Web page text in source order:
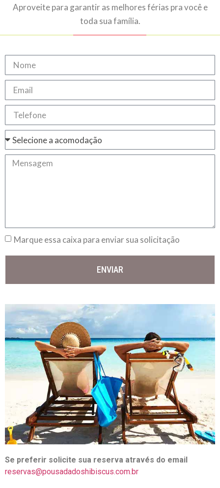
Aproveite para garantir as melhores férias pra você e
toda sua família.
Marque essa caixa para enviar sua solicitação
ENVIAR
Se preferir solicite sua reserva através do email
reservas@pousadadoshibiscus.com.br